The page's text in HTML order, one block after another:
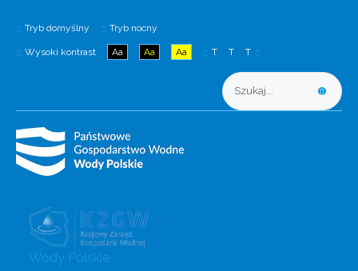
Tryb domyślny Tryb nocny
Wysoki kontrast Aa Aa Aa T T T
Wody Polskie